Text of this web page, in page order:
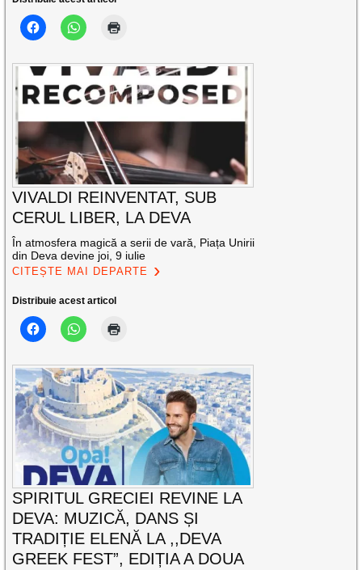
VIVALDI REINVENTAT, SUB
CERUL LIBER, LA DEVA
În atmosfera magică a serii de vară, Piața Unirii
din Deva devine joi, 9 iulie
CITEȘTE MAI DEPARTE
Distribuie acest articol
SPIRITUL GRECIEI REVINE LA
DEVA: MUZICĂ, DANS ȘI
TRADIȚIE ELENĂ LA ,,DEVA
GREEK FEST”, EDIȚIA A DOUA